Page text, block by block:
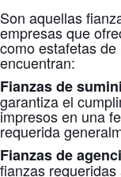
Son aquellas
empresas que
como estafetas
encuentran:
Fianzas de
garantiza el
impresos en una
requerida
Fianzas de
fianzas